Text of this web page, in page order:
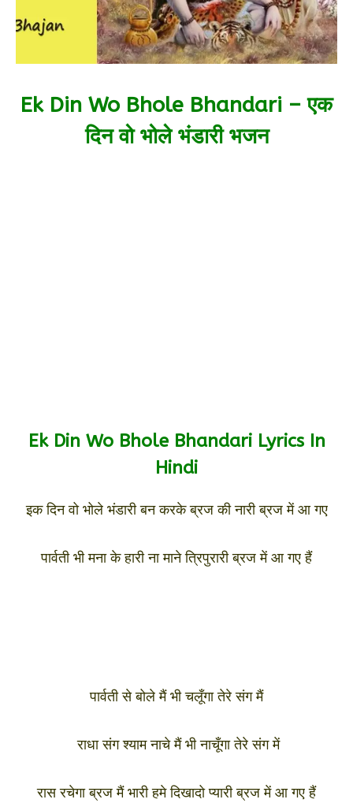
Ek Din Wo Bhole Bhandari – एक
दिन वो भोले भंडारी भजन
Ek Din Wo Bhole Bhandari Lyrics In
Hindi
इक दिन वो भोले भंडारी बन करके ब्रज की नारी ब्रज में आ गए
पार्वती भी मना के हारी ना माने त्रिपुरारी ब्रज में आ गए हैं
पार्वती से बोले मैं भी चलूँगा तेरे संग मैं
राधा संग श्याम नाचे मैं भी नाचूँगा तेरे संग में
रास रचेगा ब्रज मैं भारी हमे दिखादो प्यारी ब्रज में आ गए हैं